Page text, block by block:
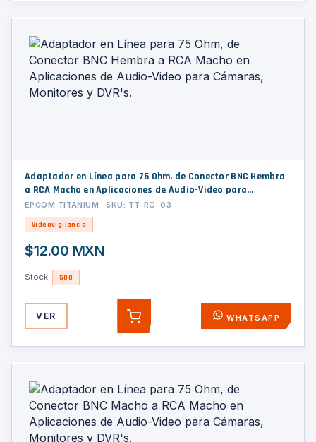
Adaptador en Línea para 75 Ohm, de Conector BNC Hembra
a RCA Macho en Aplicaciones de Audio-Video para
Cámaras, Monitores y DVR's.
EPCOM TITANIUM · SKU: TT-RG-03
Videovigilancia
$12.00 MXN
Stock: 500
VER AGREGAR WHATSAPP